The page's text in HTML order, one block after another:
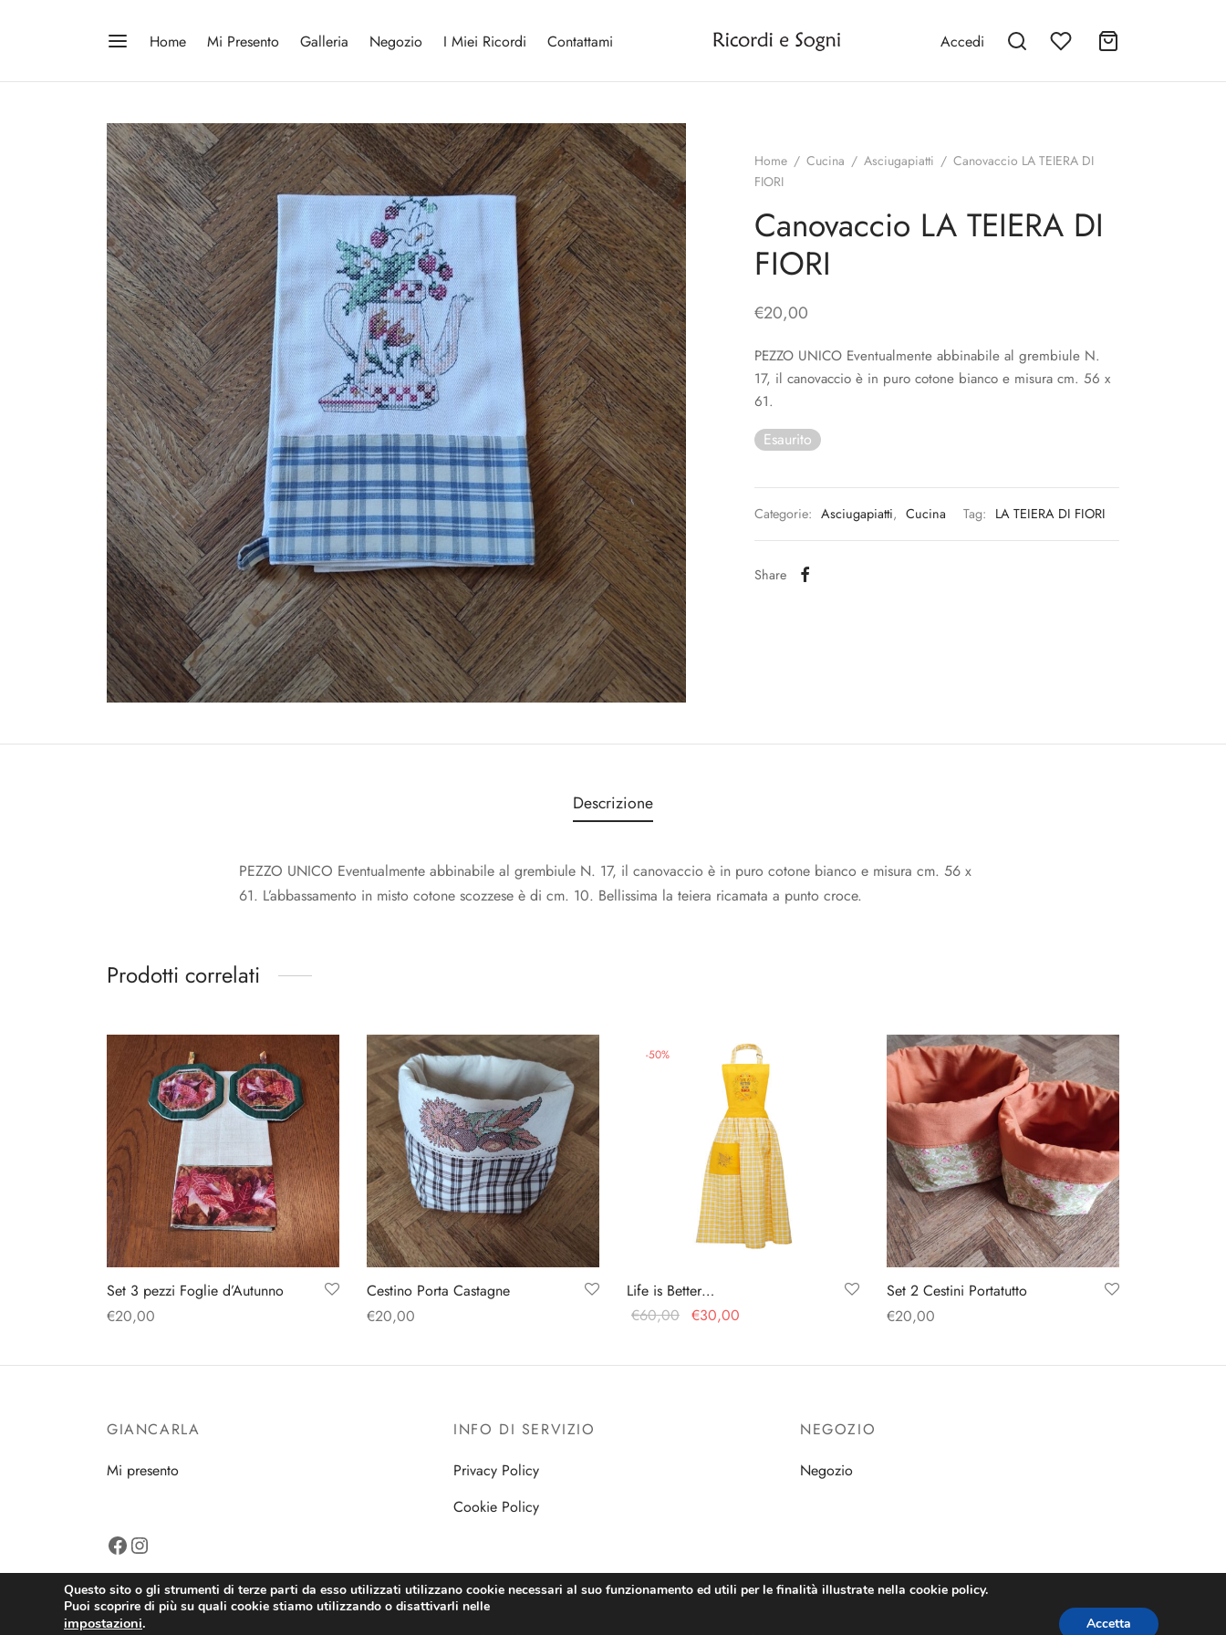
Home Mi Presento Galleria Negozio I Miei Ricordi Contattami Accedi
Home / Cucina / Asciugapiatti / Canovaccio LA TEIERA DI
FIORI
Canovaccio LA TEIERA DI
FIORI
€20,00
PEZZO UNICO Eventualmente abbinabile al grembiule N.
17, il canovaccio è in puro cotone bianco e misura cm. 56 x
61.
Esaurito
Categorie: Asciugapiatti, Cucina Tag: LA TEIERA DI FIORI
Share
Descrizione
PEZZO UNICO Eventualmente abbinabile al grembiule N. 17, il canovaccio è in puro cotone bianco e misura cm. 56 x
61. L’abbassamento in misto cotone scozzese è di cm. 10. Bellissima la teiera ricamata a punto croce.
Prodotti correlati
Set 3 pezzi Foglie d’Autunno
€20,00
Cestino Porta Castagne
€20,00
-50%
Life is Better…
€60,00 Il prezzo
€30,00
Set 2 Cestini Portatutto
€20,00
GIANCARLA
Mi presento
Facebook
INFO DI SERVIZIO
Privacy Policy
Cookie Policy
NEGOZIO
Negozio
Questo sito o gli strumenti di terze parti da esso utilizzati utilizzano cookie necessari al suo funzionamento ed utili per le finalità illustrate nella cookie policy.
Puoi scoprire di più su quali cookie stiamo utilizzando o disattivarli nelle
impostazioni. Accetta